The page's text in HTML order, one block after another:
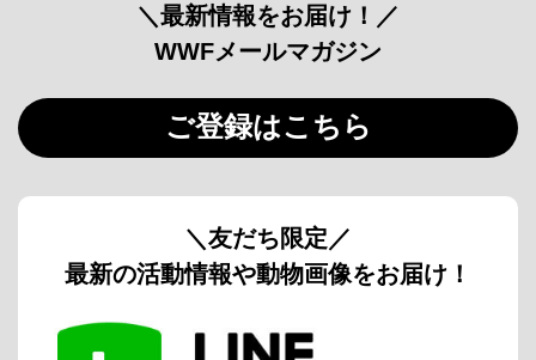
＼最新情報をお届け！／
WWFメールマガジン
ご登録はこちら
＼友だち限定／
最新の活動情報や動物画像をお届け！